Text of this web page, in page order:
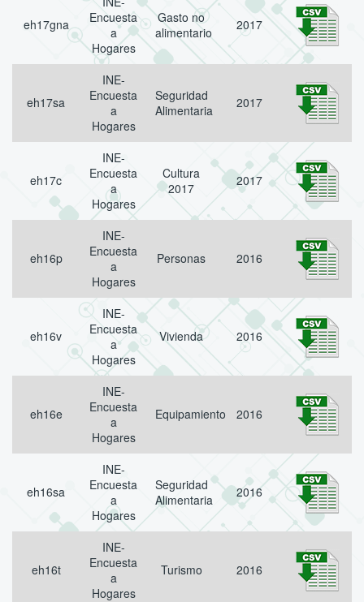
eh17gna
Encuesta
a
Hogares
Gasto no
alimentario
2017
eh17sa
INE-
Encuesta
a
Hogares
Seguridad
Alimentaria
2017
eh17c
INE-
Encuesta
a
Hogares
Cultura
2017
2017
eh16p
INE-
Encuesta
a
Hogares
Personas 2016
eh16v
INE-
Encuesta
a
Hogares
Vivienda 2016
eh16e
INE-
Encuesta
a
Hogares
Equipamiento 2016
eh16sa
INE-
Encuesta
a
Hogares
Seguridad
Alimentaria
2016
eh16t
INE-
Encuesta
a
Hogares
Turismo 2016